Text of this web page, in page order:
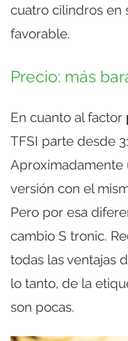
cuatro cilindros en
favorable.
Precio: más
En cuanto al factor
TFSI parte desde
Aproximadamente
versión con el
Pero por esa
cambio S tronic.
todas las ventajas
lo tanto, de la
son pocas.